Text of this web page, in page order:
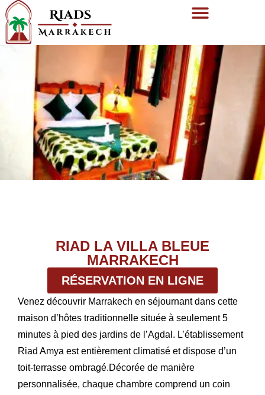
RIAD LA VILLA BLEUE
MARRAKECH
RÉSERVATION EN LIGNE
Venez découvrir Marrakech en séjournant dans cette
maison d’hôtes traditionnelle située à seulement 5
minutes à pied des jardins de l’Agdal. L’établissement
Riad Amya est entièrement climatisé et dispose d’un
toit-terrasse ombragé.Décorée de manière
personnalisée, chaque chambre comprend un coin